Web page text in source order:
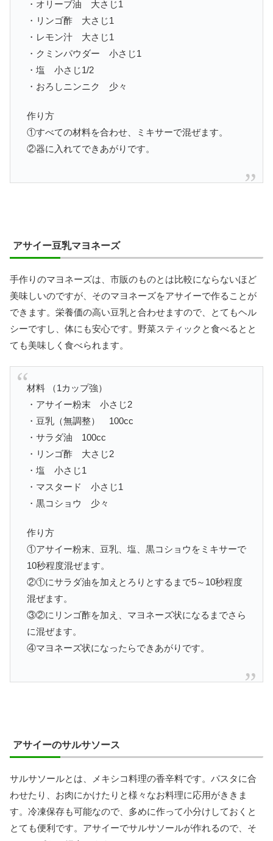
・オリーブ油 大さじ1
・リンゴ酢 大さじ1
・レモン汁 大さじ1
・クミンパウダー 小さじ1
・塩 小さじ1/2
・おろしニンニク 少々
作り方
①すべての材料を合わせ、ミキサーで混ぜます。
②器に入れてできあがりです。
アサイー豆乳マヨネーズ
手作りのマヨネーズは、市販のものとは比較にならないほど
美味しいのですが、そのマヨネーズをアサイーで作ることが
できます。栄養価の高い豆乳と合わせますので、とてもヘル
シーですし、体にも安心です。野菜スティックと食べるとと
ても美味しく食べられます。
材料 （1カップ強）
・アサイー粉末 小さじ2
・豆乳（無調整） 100cc
・サラダ油 100cc
・リンゴ酢 大さじ2
・塩 小さじ1
・マスタード 小さじ1
・黒コショウ 少々
作り方
①アサイー粉末、豆乳、塩、黒コショウをミキサーで
10秒程度混ぜます。
②①にサラダ油を加えとろりとするまで5～10秒程度
混ぜます。
③②にリンゴ酢を加え、マヨネーズ状になるまでさら
に混ぜます。
④マヨネーズ状になったらできあがりです。
アサイーのサルサソース
サルサソールとは、メキシコ料理の香辛料です。パスタに合
わせたり、お肉にかけたりと様々なお料理に応用がききま
す。冷凍保存も可能なので、多めに作って小分けしておくと
とても便利です。アサイーでサルサソールが作れるので、そ